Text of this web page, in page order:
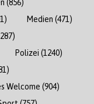
(856)
Medien (471)
Polizei (1240)
Welcome (904)